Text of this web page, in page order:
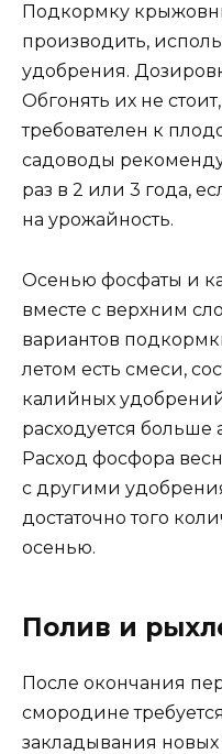
Подкормку
производить,
удобрения.
Обгонять их не
требователен к
садоводы
раз в 2 или 3 года,
на урожайность.
Осенью фосфаты и
вместе с верхним
вариантов
летом есть смеси,
калийных
расходуется больше
Расход фосфора
с другими
достаточно того
осенью.
Полив и
После окончания
смородине
закладывания новых